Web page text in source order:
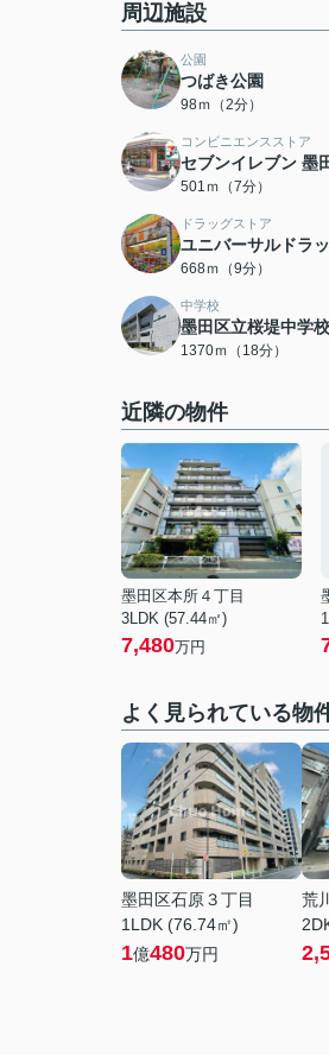
周辺施設
公園
つばき公園
98ｍ（2分）
コンビニエンスストア
セブンイレブン 墨
501ｍ（7分）
ドラッグストア
ユニバーサルドラ
668ｍ（9分）
中学校
墨田区立桜堤中学校
1370ｍ（18分）
近隣の物件
墨田区本所４丁目
3LDK (57.44㎡)
7,480万円
よく見られている物
墨田区石原３丁目
1LDK (76.74㎡)
1億480万円
荒